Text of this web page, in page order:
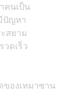
คนเป็น
ปัญหา
สยาม
ดเร็ว
ของเหมาซาน